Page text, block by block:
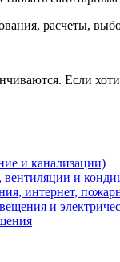
расчеты,
Если
и канализации)
и
интернет,
и